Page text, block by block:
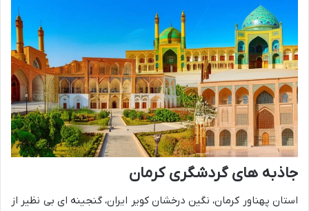
جاذبه های گردشگری کرمان
استان پهناور کرمان، نگین درخشان کویر ایران، گنجینه ای بی نظیر از